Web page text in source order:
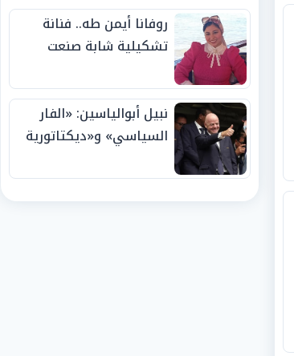
روفانا أيمن طه.. فنانة
تشكيلية شابة صنعت
الجوائز منذ الصغر
نبيل أبوالياسين: «الفار
السياسي» و«ديكتاتورية
الفيفا».. وإقالة